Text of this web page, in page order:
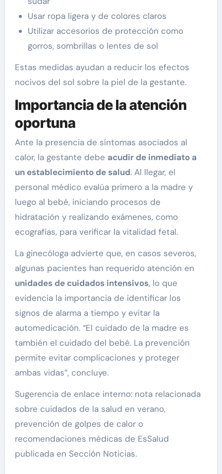
Usar ropa ligera y de colores claros
Utilizar accesorios de protección como
gorros, sombrillas o lentes de sol
Estas medidas ayudan a reducir los efectos
nocivos del sol sobre la piel de la gestante.
Importancia de la atención
oportuna
Ante la presencia de síntomas asociados al
calor, la gestante debe acudir de inmediato a
un establecimiento de salud. Al llegar, el
personal médico evalúa primero a la madre y
luego al bebé, iniciando procesos de
hidratación y realizando exámenes, como
ecografías, para verificar la vitalidad fetal.
La ginecóloga advierte que, en casos severos,
algunas pacientes han requerido atención en
unidades de cuidados intensivos, lo que
evidencia la importancia de identificar los
signos de alarma a tiempo y evitar la
automedicación. “El cuidado de la madre es
también el cuidado del bebé. La prevención
permite evitar complicaciones y proteger
ambas vidas”, concluye.
Sugerencia de enlace interno: nota relacionada
sobre cuidados de la salud en verano,
prevención de golpes de calor o
recomendaciones médicas de EsSalud
publicada en Sección Noticias.